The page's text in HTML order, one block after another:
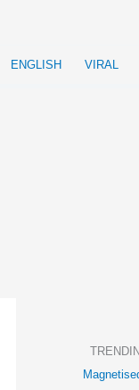
ENGLISH VIRAL